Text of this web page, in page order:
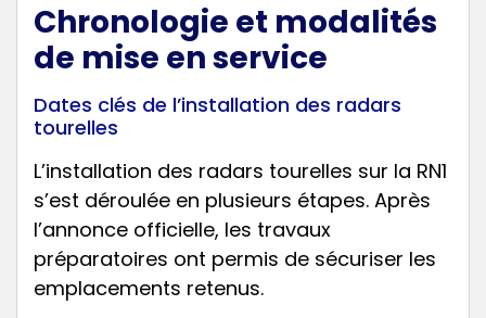
Chronologie et modalités
de mise en service
Dates clés de l’installation des radars
tourelles
L’installation des radars tourelles sur la RN1
s’est déroulée en plusieurs étapes. Après
l’annonce officielle, les travaux
préparatoires ont permis de sécuriser les
emplacements retenus.